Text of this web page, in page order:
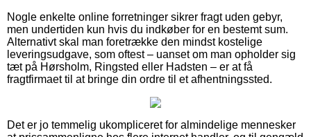
Nogle enkelte online forretninger sikrer fragt uden gebyr,
men undertiden kun hvis du indkøber for en bestemt sum.
Alternativt skal man foretrække den mindst kostelige
leveringsudgave, som oftest – uanset om man opholder sig
tæt på Hørsholm, Ringsted eller Hadsten – er at få
fragtfirmaet til at bringe din ordre til et afhentningssted.
Det er jo temmelig ukompliceret for almindelige mennesker